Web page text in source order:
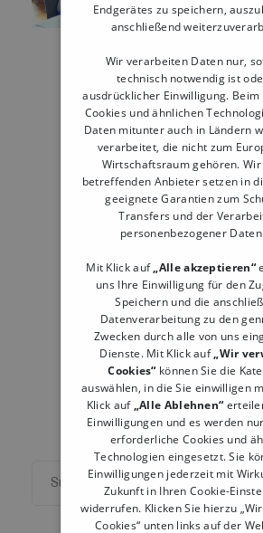
Google Business Profile
Kompletter Leitfaden +
2026 ist ein Google
(früher: Google My
denn je für Unternehmen,
Einkaufen boomt. Laut der
„Local Search Consumer
2025" von Rio SEO
der Verbraucher täglich...
Dies ist ein Suchfeld mit einer
Es gibt keine Vorschläge, da das
Endgerätes zu speichern,
anschließend
Wir verarbeiten Daten nur,
technisch notwendig ist
ausdrücklicher Einwilligung. Beim
Cookies und ähnlichen
Daten mitunter auch in Ländern
verarbeitet, die nicht zum
Wirtschaftsraum gehören. Wir
betreffenden Anbieter setzen in
geeignete Garantien zum
Transfers und der
personenbezogener
Mit Klick auf „Alle akzeptieren“
uns Ihre Einwilligung für den
Speichern und die
Datenverarbeitung zu den
Zwecken durch alle von uns
Dienste. Mit Klick auf „Wir
Cookies“ können Sie die
auswählen, in die Sie einwilligen
Klick auf „Alle Ablehnen“
Einwilligungen und es werden
erforderliche Cookies und
Technologien eingesetzt. Sie
Einwilligungen jederzeit mit
Zukunft in Ihren Cookie-
widerrufen. Klicken Sie hierzu
Cookies“ unten links auf der